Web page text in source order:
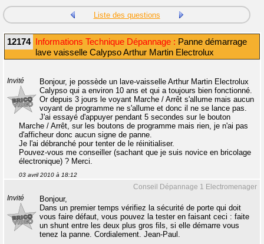
Liste des questions
12174 Informations Technique Dépannage : Panne démarrage
lave vaisselle Calypso Arthur Martin Electrolux
Invité
Bonjour, je possède un lave-vaisselle Arthur Martin Electrolux
Calypso qui a environ 10 ans et qui a toujours bien fonctionné.
Or depuis 3 jours le voyant Marche / Arrêt s'allume mais aucun
voyant de programme ne s'allume et donc il ne se lance pas.
J'ai essayé d'appuyer pendant 5 secondes sur le bouton
Marche / Arrêt, sur les boutons de programme mais rien, je n'ai pas
d'afficheur donc aucun signe de panne.
Je l'ai débranché pour tenter de le réinitialiser.
Pouvez-vous me conseiller (sachant que je suis novice en bricolage
électronique) ? Merci.
03 avril 2010 à 18:12
Conseil Dépannage 1 Electromenager
Invité
Bonjour,
Dans un premier temps vérifiez la sécurité de porte qui doit
vous faire défaut, vous pouvez la tester en faisant ceci : faite
un shunt entre les deux plus gros fils, si elle démarre vous
tenez la panne. Cordialement. Jean-Paul.